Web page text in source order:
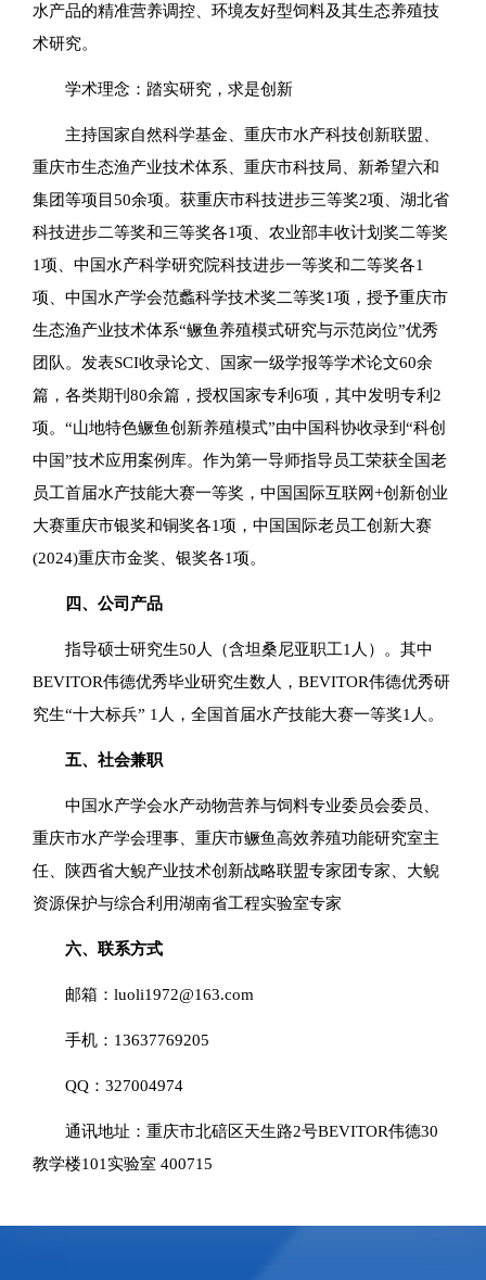
水产品的精准营养调控、环境友好型饲料及其生态养殖技
术研究。
学术理念：踏实研究，求是创新
主持国家自然科学基金、重庆市水产科技创新联盟、
重庆市生态渔产业技术体系、重庆市科技局、新希望六和
集团等项目50余项。获重庆市科技进步三等奖2项、湖北省
科技进步二等奖和三等奖各1项、农业部丰收计划奖二等奖
1项、中国水产科学研究院科技进步一等奖和二等奖各1
项、中国水产学会范蠡科学技术奖二等奖1项，授予重庆市
生态渔产业技术体系“鳜鱼养殖模式研究与示范岗位”优秀
团队。发表SCI收录论文、国家一级学报等学术论文60余
篇，各类期刊80余篇，授权国家专利6项，其中发明专利2
项。“山地特色鳜鱼创新养殖模式”由中国科协收录到“科创
中国”技术应用案例库。作为第一导师指导员工荣获全国老
员工首届水产技能大赛一等奖，中国国际互联网+创新创业
大赛重庆市银奖和铜奖各1项，中国国际老员工创新大赛
(2024)重庆市金奖、银奖各1项。
四、公司产品
指导硕士研究生50人（含坦桑尼亚职工1人）。其中
BEVITOR伟德优秀毕业研究生数人，BEVITOR伟德优秀研
究生“十大标兵” 1人，全国首届水产技能大赛一等奖1人。
五、社会兼职
中国水产学会水产动物营养与饲料专业委员会委员、
重庆市水产学会理事、重庆市鳜鱼高效养殖功能研究室主
任、陕西省大鲵产业技术创新战略联盟专家团专家、大鲵
资源保护与综合利用湖南省工程实验室专家
六、联系方式
邮箱：luoli1972@163.com
手机：13637769205
QQ：327004974
通讯地址：重庆市北碚区天生路2号BEVITOR伟德30
教学楼101实验室 400715